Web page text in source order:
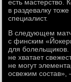
есть мастерство.
в раздевалку
специалист.
В следующем
с финским
для
не хватает
не могут
освежим